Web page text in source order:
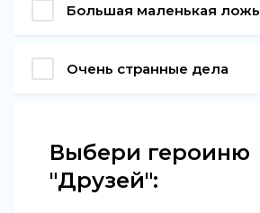
Большая маленькая ложь
Очень странные дела
Выбери героиню
"Друзей":